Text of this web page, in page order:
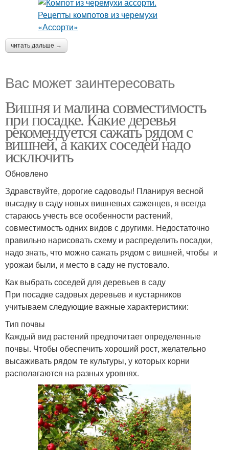
читать дальше →
Вас может заинтересовать
Вишня и малина совместимость
при посадке. Какие деревья
рекомендуется сажать рядом с
вишней, а каких соседей надо
исключить
Обновлено
Здравствуйте, дорогие садоводы! Планируя весной
высадку в саду новых вишневых саженцев, я всегда
стараюсь учесть все особенности растений,
совместимость одних видов с другими. Недостаточно
правильно нарисовать схему и распределить посадки,
надо знать, что можно сажать рядом с вишней, чтобы и
урожаи были, и место в саду не пустовало.
Как выбрать соседей для деревьев в саду
При посадке садовых деревьев и кустарников
учитываем следующие важные характеристики:
Тип почвы
Каждый вид растений предпочитает определенные
почвы. Чтобы обеспечить хороший рост, желательно
высаживать рядом те культуры, у которых корни
располагаются на разных уровнях.